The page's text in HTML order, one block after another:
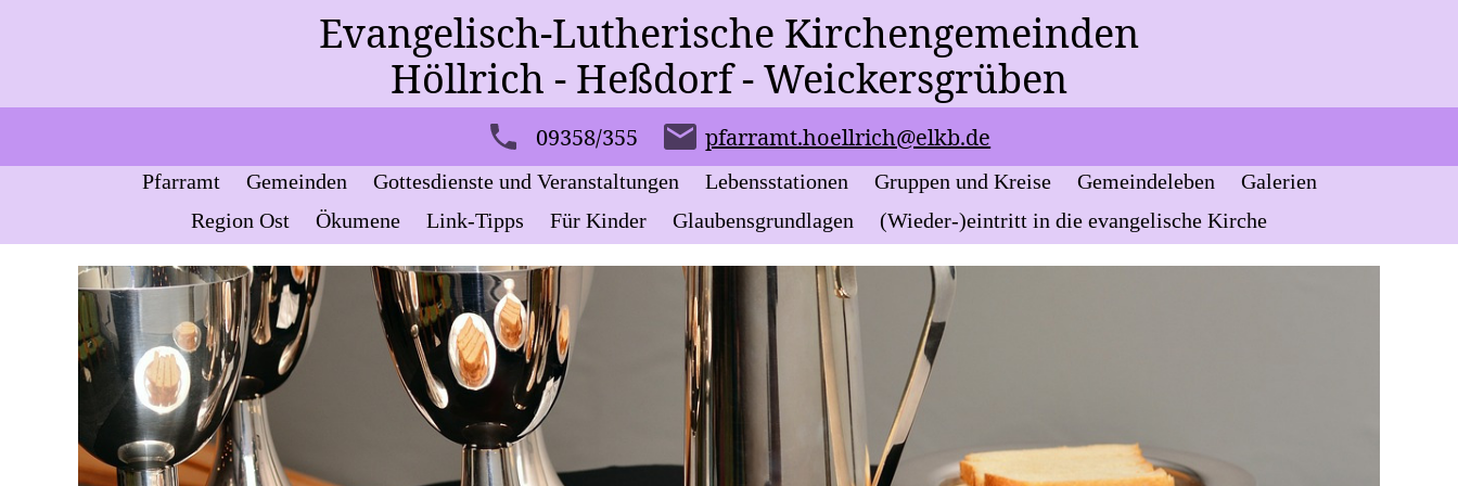
Evangelisch-Lutherische KirchengemeindEn
Höllrich - Heßdorf - Weickersgrüben
09358/355 pfarramt.hoellrich@elkb.de
Pfarramt Gemeinden Gottesdienste und Veranstaltungen Lebensstationen Gruppen und Kreise Gemeindeleben
Galerien
Region Ost
Ökumene Link-Tipps Für Kinder Glaubensgrundlagen (Wieder-)eintritt in die evangelische Kirche